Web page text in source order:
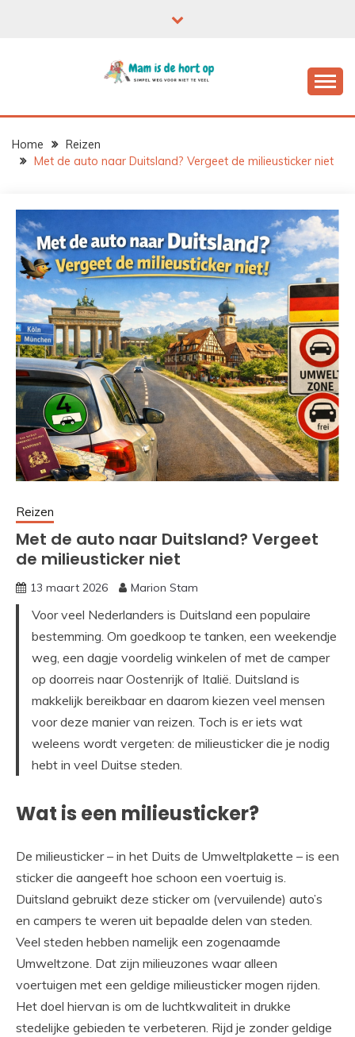
Home
Reizen
Met de auto naar Duitsland? Vergeet de milieusticker niet
Reizen
Met de auto naar Duitsland? Vergeet
de milieusticker niet
13 maart 2026 Marion Stam
Voor veel Nederlanders is Duitsland een populaire
bestemming. Om goedkoop te tanken, een weekendje
weg, een dagje voordelig winkelen of met de camper
op doorreis naar Oostenrijk of Italië. Duitsland is
makkelijk bereikbaar en daarom kiezen veel mensen
voor deze manier van reizen. Toch is er iets wat
weleens wordt vergeten: de milieusticker die je nodig
hebt in veel Duitse steden.
Wat is een milieusticker?
De milieusticker – in het Duits de Umweltplakette – is een
sticker die aangeeft hoe schoon een voertuig is.
Duitsland gebruikt deze sticker om (vervuilende) auto’s
en campers te weren uit bepaalde delen van steden.
Veel steden hebben namelijk een zogenaamde
Umweltzone. Dat zijn milieuzones waar alleen
voertuigen met een geldige milieusticker mogen rijden.
Het doel hiervan is om de luchtkwaliteit in drukke
stedelijke gebieden te verbeteren. Rijd je zonder geldige